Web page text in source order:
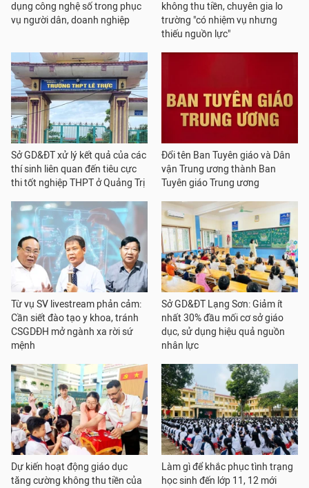
dụng công nghệ số trong phục
vụ người dân, doanh nghiệp
không thu tiền, chuyên gia lo
trường "có nhiệm vụ nhưng
thiếu nguồn lực"
Sở GD&ĐT xử lý kết quả của các
thí sinh liên quan đến tiêu cực
thi tốt nghiệp THPT ở Quảng Trị
Đổi tên Ban Tuyên giáo và Dân
vận Trung ương thành Ban
Tuyên giáo Trung ương
Từ vụ SV livestream phản cảm:
Cần siết đào tạo y khoa, tránh
CSGDĐH mở ngành xa rời sứ
mệnh
Sở GD&ĐT Lạng Sơn: Giảm ít
nhất 30% đầu mối cơ sở giáo
dục, sử dụng hiệu quả nguồn
nhân lực
Dự kiến hoạt động giáo dục
tăng cường không thu tiền của
Làm gì để khắc phục tình trạng
học sinh đến lớp 11, 12 mới